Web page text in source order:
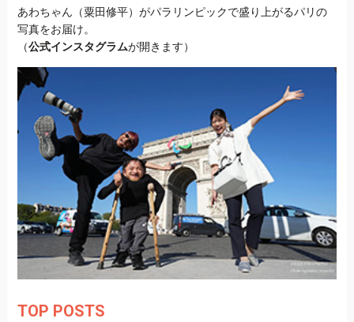
あわちゃん（粟田修平）がパラリンピックで盛り上がるパリの
写真をお届け。
（公式インスタグラムが開きます）
TOP POSTS